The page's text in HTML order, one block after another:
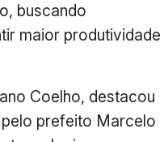
buscando
maior produtividade
Coelho, destacou
prefeito Marcelo